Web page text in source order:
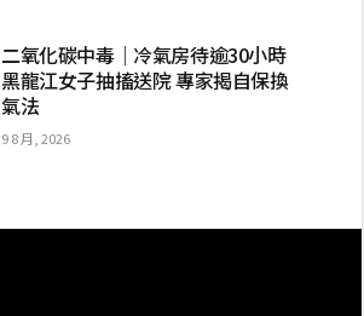
二氧化碳中毒｜冷氣房待逾30小時
黑龍江女子抽搐送院 專家揭自保換
氣法
9 8 月, 2026